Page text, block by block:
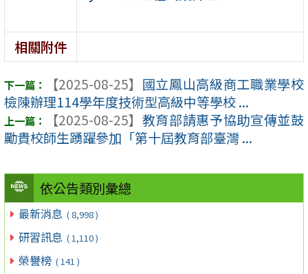
依公告類別彙總
最新消息 ( 8,998 )
研習訊息 ( 1,110 )
榮譽榜 ( 141 )
相關附件
【2025-08-25】 國立鳳山高級商工職業學校
檢陳辦理114學年度技術型高級中等學校 ...
【2025-08-25】 教育部請惠予協助宣傳並鼓
勵貴校師生踴躍參加「第十屆教育部臺灣 ...